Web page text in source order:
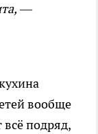
—
вообще
подряд,